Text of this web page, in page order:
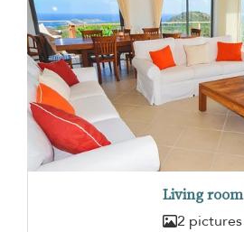
Living room
2 pictures